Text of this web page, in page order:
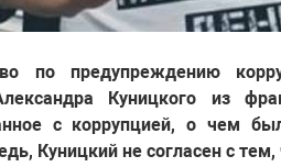
по предупреждению
Куницкого из
с коррупцией, о чем
Куницкий не согласен с